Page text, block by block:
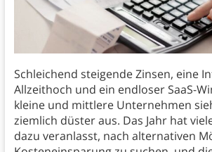
Schleichend steigende Zinsen, eine
Allzeithoch und ein endloser SaaS-
kleine und mittlere Unternehmen
ziemlich düster aus. Das Jahr hat
dazu veranlasst, nach alternativen